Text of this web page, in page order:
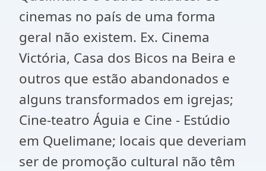
cinemas no país de uma forma
geral não existem. Ex. Cinema
Victória, Casa dos Bicos na Beira e
outros que estão abandonados e
alguns transformados em igrejas;
Cine-teatro Águia e Cine - Estúdio
em Quelimane; locais que deveriam
ser de promoção cultural não têm